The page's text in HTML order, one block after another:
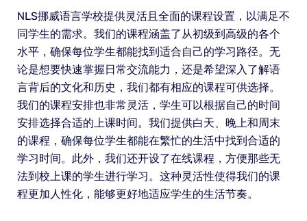
NLS挪威语言学校提供灵活且全面的课程设置，以满足不
同学生的需求。我们的课程涵盖了从初级到高级的各个
水平，确保每位学生都能找到适合自己的学习路径。无
论是想要快速掌握日常交流能力，还是希望深入了解语
言背后的文化和历史，我们都有相应的课程可供选择。
我们的课程安排也非常灵活，学生可以根据自己的时间
安排选择合适的上课时间。我们提供白天、晚上和周末
的课程，确保每位学生都能在繁忙的生活中找到合适的
学习时间。此外，我们还开设了在线课程，方便那些无
法到校上课的学生进行学习。这种灵活性使得我们的课
程更加人性化，能够更好地适应学生的生活节奏。